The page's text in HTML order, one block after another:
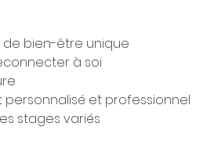
bien-être unique
à soi
et professionnel
stages variés